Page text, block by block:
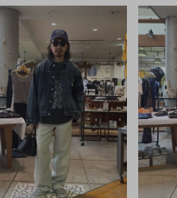
き比べ可能商品から探す
知らせ・ご利用ガイド
らせ
利用ガイド
フトラッピング
問い合わせ
在庫
在庫あり
件で絞り込む